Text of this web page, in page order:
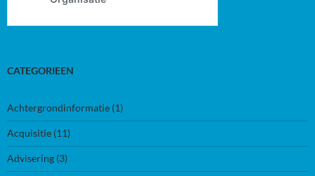
CATEGORIEEN
Achtergrondinformatie (1)
Acquisitie (11)
Advisering (3)